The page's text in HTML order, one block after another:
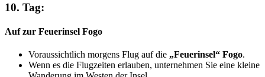
10. Tag:
Auf zur Feuerinsel Fogo
Voraussichtlich morgens Flug auf die „Feuerinsel“ Fogo.
Wenn es die Flugzeiten erlauben, unternehmen Sie eine kleine